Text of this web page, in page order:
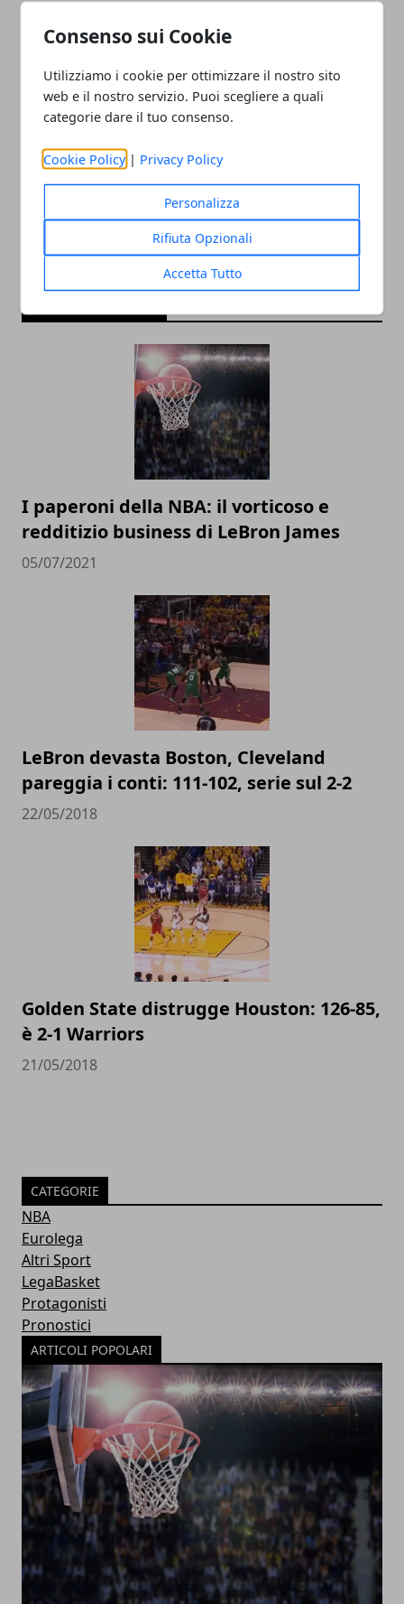
Consenso sui Cookie
Utilizziamo i cookie per ottimizzare il nostro sito
web e il nostro servizio. Puoi scegliere a quali
categorie dare il tuo consenso.
Cookie Policy | Privacy Policy
Personalizza
Rifiuta Opzionali
Accetta Tutto
I paperoni della NBA: il vorticoso e
redditizio business di LeBron James
05/07/2021
LeBron devasta Boston, Cleveland
pareggia i conti: 111-102, serie sul 2-2
22/05/2018
Golden State distrugge Houston: 126-85,
è 2-1 Warriors
21/05/2018
CATEGORIE
NBA
Eurolega
Altri Sport
LegaBasket
Protagonisti
Pronostici
ARTICOLI POPOLARI